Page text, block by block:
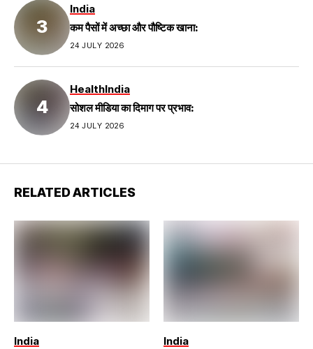
India
कम पैसों में अच्छा और पौष्टिक खाना:
24 JULY 2026
HealthIndia
सोशल मीडिया का दिमाग पर प्रभाव:
24 JULY 2026
RELATED ARTICLES
India India